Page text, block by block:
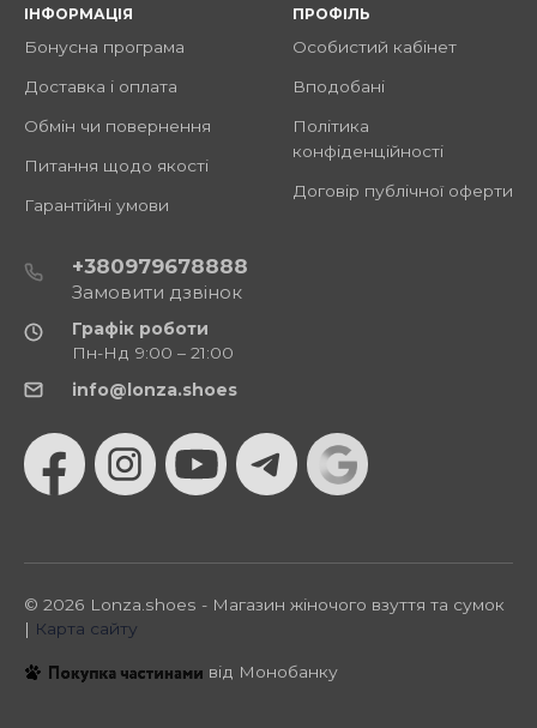
ІНФОРМАЦІЯ
Бонусна програма
Доставка і оплата
Обмін чи повернення
Питання щодо якості
Гарантійні умови
ПРОФІЛЬ
Особистий кабінет
Вподобані
Політика
конфіденційності
Договір публічної оферти
+380979678888
Замовити дзвінок
Графік роботи
Пн-Нд 9:00 – 21:00
info@lonza.shoes
© 2026 Lonza.shoes - Магазин жіночого взуття та сумок
| Карта сайту
від Монобанку